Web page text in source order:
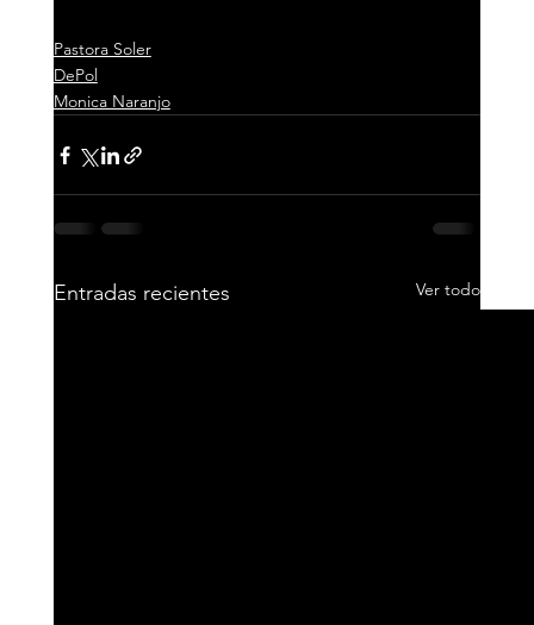
Pastora Soler
DePol
Monica Naranjo
Entradas recientes Ver todo